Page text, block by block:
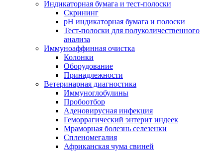
Индикаторная бумага и тест-полоски
Скрининг
pH индикаторная бумага и полоски
Тест-полоски для полуколичественного
анализа
Иммуноаффинная очистка
Колонки
Оборудование
Принадлежности
Ветеринарная диагностика
Иммуноглобулины
Пробоотбор
Аденовирусная инфекция
Геморрагический энтерит индеек
Мраморная болезнь селезенки
Спленомегалия
Африканская чума свиней